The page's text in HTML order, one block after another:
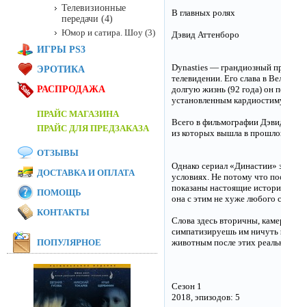
В главных ролях
Дэвид Аттенборо
Dynasties — грандиозный
телевидении. Его слава в
долгую жизнь (92 года) он
установленным
Всего в фильмографии
из которых вышла в
Однако сериал «Династии»
условиях. Не потому что
показаны настоящие
она с этим не хуже любого
Слова здесь вторичны,
симпатизируешь им ничуть
животным после этих
Сезон 1
2018, эпизодов: 5
Телевизионные
передачи (4)
Юмор и сатира. Шоу (3)
ИГРЫ PS3
ЭРОТИКА
РАСПРОДАЖА
ПРАЙС МАГАЗИНА
ПРАЙС ДЛЯ ПРЕДЗАКАЗА
ОТЗЫВЫ
ДОСТАВКА И ОПЛАТА
ПОМОЩЬ
КОНТАКТЫ
ПОПУЛЯРНОЕ